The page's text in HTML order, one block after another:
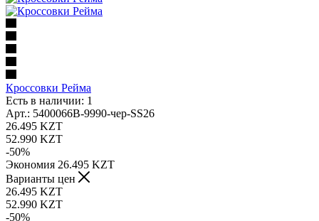
Кроссовки Рейма
Есть в наличии: 1
Арт.: 5400066B-9990-чер-SS26
26.495 KZT
52.990 KZT
-50%
Экономия 26.495 KZT
Варианты цен
26.495 KZT
52.990 KZT
-50%